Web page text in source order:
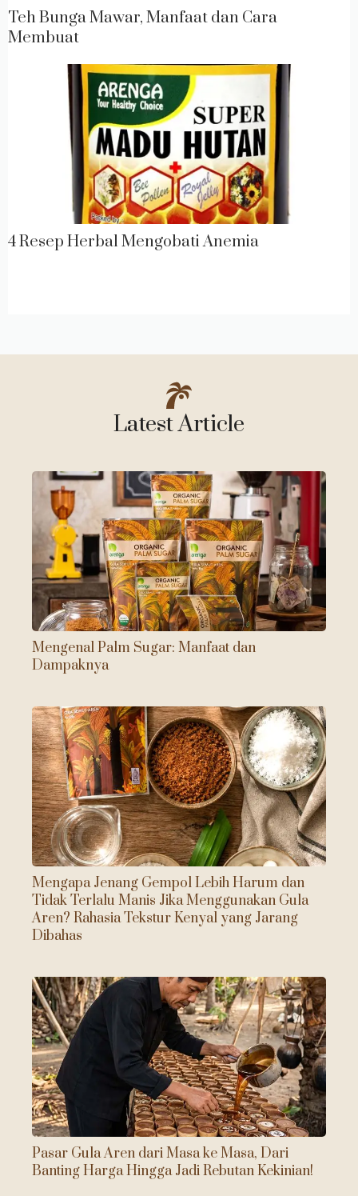
Teh Bunga Mawar, Manfaat dan Cara
Membuat
4 Resep Herbal Mengobati Anemia
Latest Article
Mengenal Palm Sugar: Manfaat dan
Dampaknya
Mengapa Jenang Gempol Lebih Harum dan
Tidak Terlalu Manis Jika Menggunakan Gula
Aren? Rahasia Tekstur Kenyal yang Jarang
Dibahas
Pasar Gula Aren dari Masa ke Masa, Dari
Banting Harga Hingga Jadi Rebutan Kekinian!